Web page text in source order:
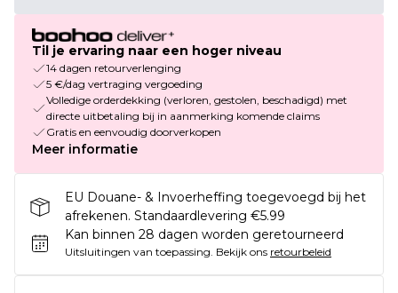
Til je ervaring naar een hoger niveau
14 dagen retourverlenging
5 €/dag vertraging vergoeding
Volledige orderdekking (verloren, gestolen, beschadigd) met
directe uitbetaling bij in aanmerking komende claims
Gratis en eenvoudig doorverkopen
Meer informatie
EU Douane- & Invoerheffing toegevoegd bij het
afrekenen. Standaardlevering €5.99
Kan binnen 28 dagen worden geretourneerd
Uitsluitingen van toepassing. Bekijk ons retourbeleid